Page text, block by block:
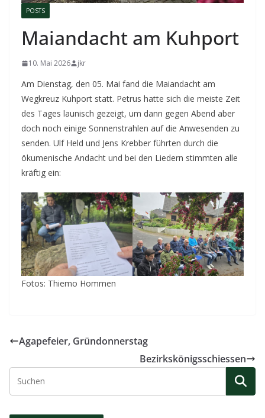
POSTS
Maiandacht am Kuhport
10. Mai 2026 jkr
Am Dienstag, den 05. Mai fand die Maiandacht am
Wegkreuz Kuhport statt. Petrus hatte sich die meiste Zeit
des Tages launisch gezeigt, um dann gegen Abend aber
doch noch einige Sonnenstrahlen auf die Anwesenden zu
senden. Ulf Held und Jens Krebber führten durch die
ökumenische Andacht und bei den Liedern stimmten alle
kräftig ein:
Fotos: Thiemo Hommen
Agapefeier, Gründonnerstag
Bezirkskönigsschiessen